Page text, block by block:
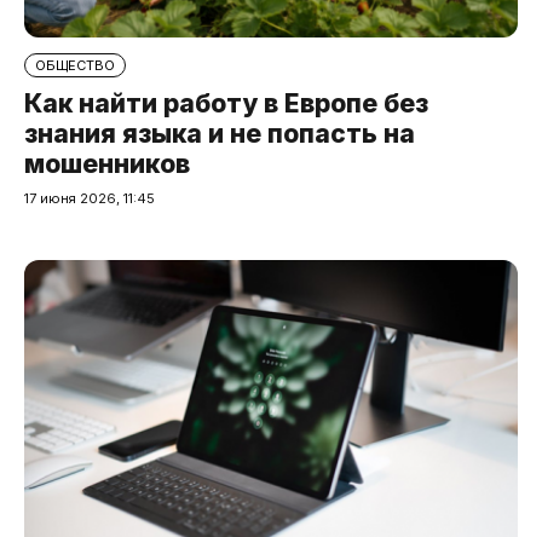
ОБЩЕСТВО
Как найти работу в Европе без
знания языка и не попасть на
мошенников
17 июня 2026, 11:45